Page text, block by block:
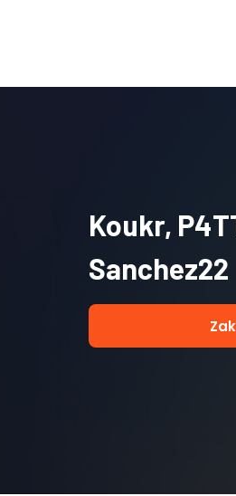
Koukr,
Sanchez22